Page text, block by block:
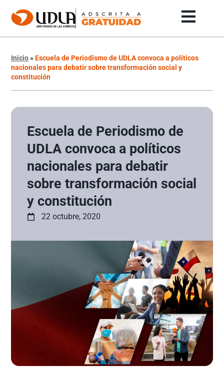
Inicio»Escuela de Periodismo de UDLA convoca a políticos
nacionales para debatir sobre transformación social y
constitución
Escuela de Periodismo de
UDLA convoca a políticos
nacionales para debatir
sobre transformación social
y constitución
22 octubre, 2020